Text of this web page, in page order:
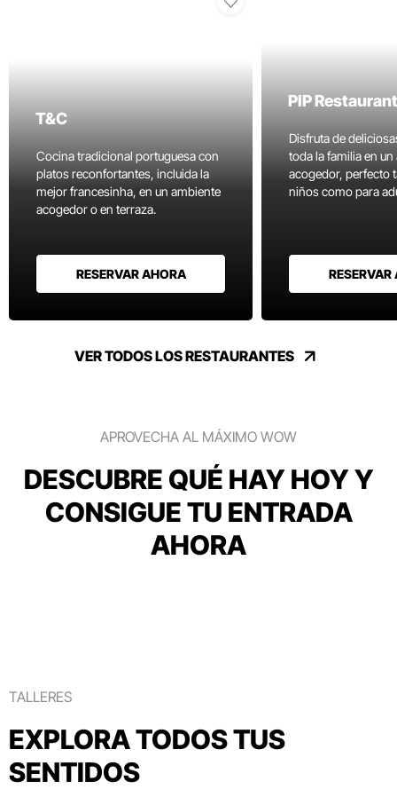
T&C
Cocina tradicional portuguesa con
platos reconfortantes, incluida la
mejor francesinha, en un ambiente
acogedor o en terraza.
RESERVAR AHORA
PIP Restaurant
Disfruta de
toda la familia en
acogedor, perfecto
niños como para
RESERVAR
VER TODOS LOS RESTAURANTES
APROVECHA AL MÁXIMO WOW
DESCUBRE QUÉ HAY HOY Y
CONSIGUE TU ENTRADA
AHORA
TALLERES
EXPLORA TODOS TUS
SENTIDOS